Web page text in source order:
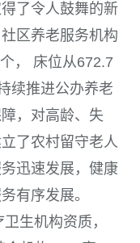
了令人鼓舞的新
区养老服务机构
， 床位从672.7
续推进公办养老
，对高龄、失
了农村留守老人
迅速发展，健康
有序发展。
生机构资质，